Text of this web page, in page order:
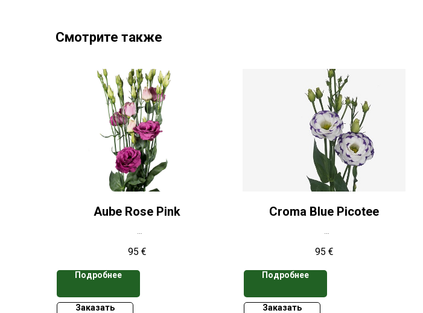
Смотрите также
Aube Rose Pink
кассет
95 €
Подробнее
Заказать
Croma Blue Picotee
кассет
95 €
Подробнее
Заказать